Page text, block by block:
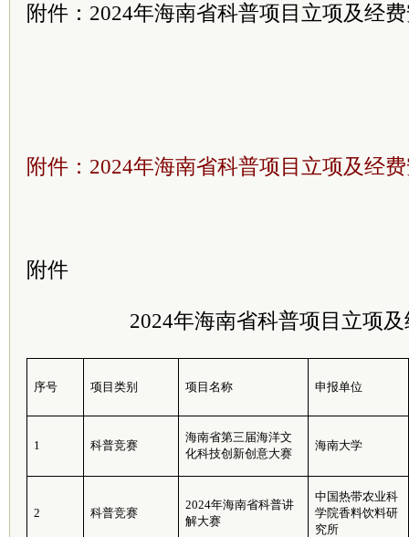
附件：2024年海南省科普项目立项及经
附件：2024年海南省科普项目立项及经
附件
2024年海南省科普项目立项
序号 项目类别 项目名称 申报单位
1 科普竞赛
海南省第三届海洋文
化科技创新创意大赛
海南大学
2 科普竞赛
2024年海南省科普讲
解大赛
中国热带农业科
学院香料饮料研
究所